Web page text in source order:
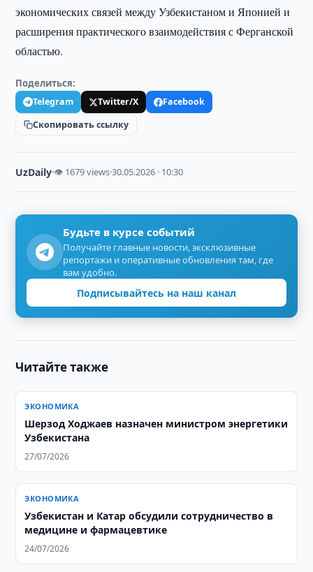
экономических связей между Узбекистаном и Японией и
расширения практического взаимодействия с Ферганской
областью.
Поделиться:
Telegram Twitter/X
Facebook
Скопировать ссылку
UzDaily·👁 1679 views·30.05.2026 · 10:30
Будьте в курсе событий
Получайте главные новости, эксклюзивные
репортажи и оперативные обновления там, где
вам удобно.
Подписывайтесь на наш канал
Читайте также
ЭКОНОМИКА
Шерзод Ходжаев назначен министром энергетики
Узбекистана
27/07/2026
ЭКОНОМИКА
Узбекистан и Катар обсудили сотрудничество в
медицине и фармацевтике
24/07/2026